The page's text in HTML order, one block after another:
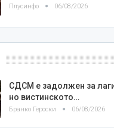
Плусинфо 06/08/2026
СДСМ е задолжен за
но вистинското…
Бранко Героски 06/08/2026